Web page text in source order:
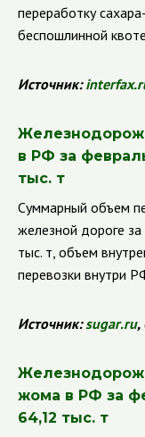
переработку
беспошлинной
Источник:interfax.
в РФ за
тыс. т
Суммарный объем
железной дороге
тыс. т, объем
перевозки внутри
Источник:sugar.ru,
жома в РФ за
64,12 тыс. т